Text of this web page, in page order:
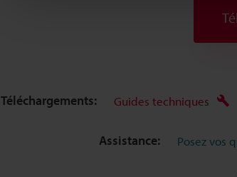
Téléchargements: Guides techniques
Assistance: Posez vos